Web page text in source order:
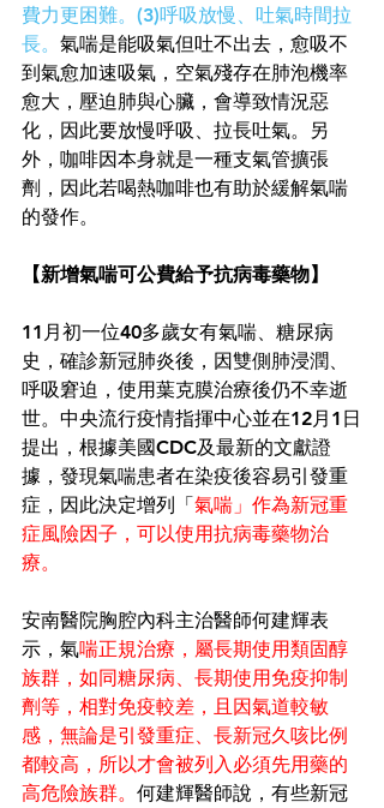
費力更困難。(3)呼吸放慢、吐氣時間拉
長。 氣喘是能吸氣但吐不出去，愈吸不
到氣愈加速吸氣，空氣殘存在肺泡機率
愈大，壓迫肺與心臟，會導致情況惡
化，因此要放慢呼吸、拉長吐氣。另
外，咖啡因本身就是一種支氣管擴張
劑，因此若喝熱咖啡也有助於緩解氣喘
的發作。
【新增氣喘可公費給予抗病毒藥物】
11月初一位40多歲女有氣喘、糖尿病
史，確診新冠肺炎後，因雙側肺浸潤、
呼吸窘迫，使用葉克膜治療後仍不幸逝
世。中央流行疫情指揮中心並在12月1日
提出，根據美國CDC及最新的文獻證
據，發現氣喘患者在染疫後容易引發重
症，因此決定增列「 氣喘」作為新冠重
症風險因子，可以使用抗病毒藥物治
療。
安南醫院胸腔內科主治醫師何建輝表
示，氣喘正規治療，屬長期使用類固醇
族群，如同糖尿病、長期使用免疫抑制
劑等，相對免疫較差，且因氣道較敏
感，無論是引發重症、長新冠久咳比例
都較高，所以才會被列入必須先用藥的
高危險族群。 何建輝醫師說，有些新冠